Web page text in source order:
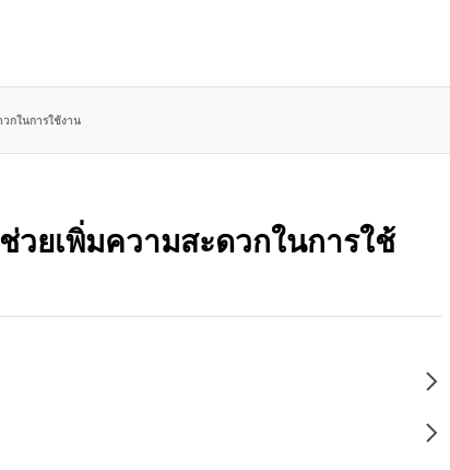
กในการใช้งาน
ยเพิ่มความสะดวกในการใช้